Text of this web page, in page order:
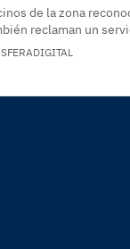
de la zona
reclaman un